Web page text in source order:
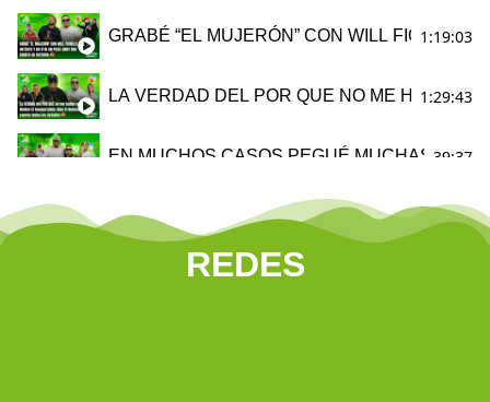
GRABÉ “EL MUJERÓN” CON WILL 1:19:03
LA VERDAD DEL POR QUE NO ME HABLO
1:29:43
EN MUCHOS CASOS PEGUÉ MUCHAS39:37
VALLEDUPAR Elder Dayan & Carlos Rueda54:25
Grupo Niche le canta a Barranquilla
REDES